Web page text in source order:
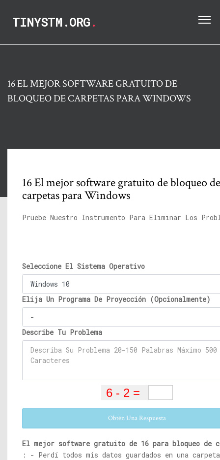
TINYSTM.ORG.
16 EL MEJOR SOFTWARE GRATUITO DE
BLOQUEO DE CARPETAS PARA WINDOWS
16 El mejor software gratuito de bloqueo de
carpetas para Windows
Pruebe Nuestro Instrumento Para Eliminar Los
Seleccione El Sistema Operativo
Elija Un Programa De Proyección (Opcionalmente)
Describe Tu Problema
Obtén Una Respuesta
El mejor software gratuito de 16 para bloqueo de
: - Perdí todos mis datos guardados en una carpeta